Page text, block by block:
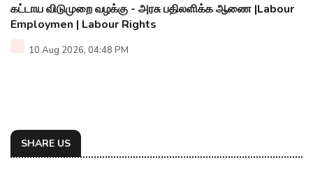
கட்டாய விடுமுறை வழக்கு - அரசு பதிலளிக்க ஆணை |Labour
Employmen | Labour Rights
10 Aug 2026, 04:48 PM
SHARE US